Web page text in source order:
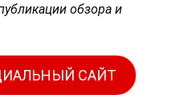
обзора и
САЙТ